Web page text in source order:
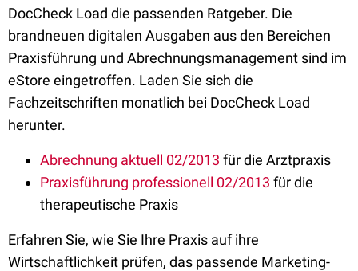
DocCheck Load die passenden Ratgeber. Die
brandneuen digitalen Ausgaben aus den Bereichen
Praxisführung und Abrechnungsmanagement sind im
eStore eingetroffen. Laden Sie sich die
Fachzeitschriften monatlich bei DocCheck Load
herunter.
Abrechnung aktuell 02/2013 für die Arztpraxis
Praxisführung professionell 02/2013 für die
therapeutische Praxis
Erfahren Sie, wie Sie Ihre Praxis auf ihre
Wirtschaftlichkeit prüfen, das passende Marketing-